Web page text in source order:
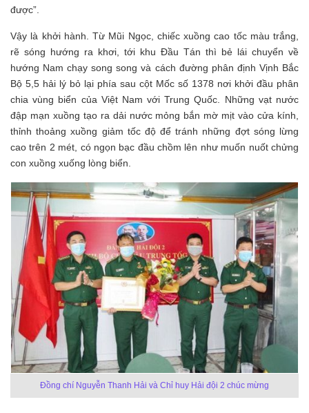
được”.
Vậy là khởi hành. Từ Mũi Ngọc, chiếc xuồng cao tốc màu trắng,
rẽ sóng hướng ra khơi, tới khu Đầu Tán thì bẻ lái chuyển về
hướng Nam chạy song song và cách đường phân định Vịnh Bắc
Bộ 5,5 hải lý bỏ lại phía sau cột Mốc số 1378 nơi khởi đầu phân
chia vùng biển của Việt Nam với Trung Quốc. Những vạt nước
đập mạn xuồng tạo ra dải nước mỏng bắn mờ mịt vào cửa kính,
thỉnh thoảng xuồng giảm tốc độ để tránh những đợt sóng lừng
cao trên 2 mét, có ngọn bạc đầu chồm lên như muốn nuốt chửng
con xuồng xuống lòng biển.
Đồng chí Nguyễn Thanh Hải và Chỉ huy Hải đội 2 chúc mừng